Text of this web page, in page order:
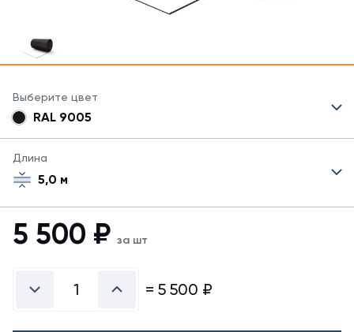
Выберите цвет
RAL 9005
Длина
5,0 м
5 500 ₽ за шт
= 5 500 ₽